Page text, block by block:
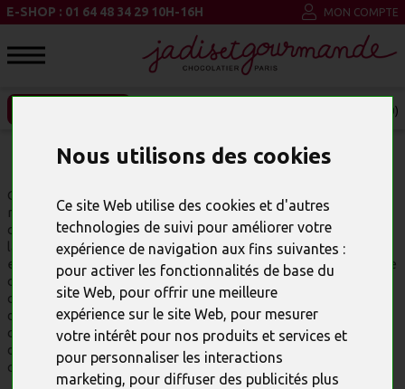
Nous utilisons des cookies
Ce site Web utilise des cookies et d'autres
technologies de suivi pour améliorer votre
expérience de navigation aux fins suivantes :
pour activer les fonctionnalités de base du
site Web, pour offrir une meilleure
expérience sur le site Web, pour mesurer
votre intérêt pour nos produits et services et
pour personnaliser les interactions
marketing, pour diffuser des publicités plus
E-SHOP : 01 64 48 34 29 10H-16H MON COMPTE
MON PANIER (0)
BALLOTIN CHOCOLAT NOËL
Grand classique des chocolats de Noël
reste un cadeau incontournable pour tous les amateurs de
chocolat. La composition de nos ballotins a été élaborée avec
la plus grande attention, pour vous offrir le parfait équilibre
entre les pralinés et les ganaches, entre le chocolat au lait et le
chocolat noir. Véritable travail artisanal, chaque bonbon de
chocolat est décoré à la main. Les recettes vous permettront
de découvrir tout le savoir-faire et l'expertise de nos
chocolatiers. Nous vous proposons aussi nos boites avec des
dragées chocolatées, également un incontournable pour les
cadeaux de Noël.